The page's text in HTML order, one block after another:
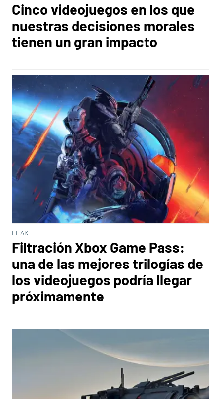
Cinco videojuegos en los que
nuestras decisiones morales
tienen un gran impacto
LEAK
Filtración Xbox Game Pass:
una de las mejores trilogías de
los videojuegos podría llegar
próximamente